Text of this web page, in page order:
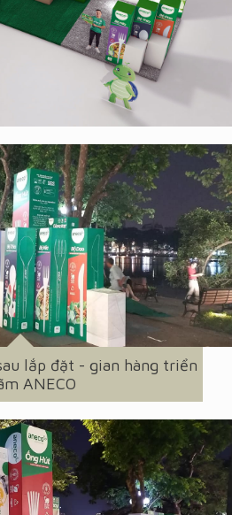
lắp đặt - gian hàng triển
ANECO